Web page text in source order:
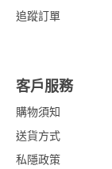
追蹤訂單
客戶服務
購物須知
送貨方式
私隱政策